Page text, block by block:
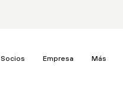
Socios Empresa Más